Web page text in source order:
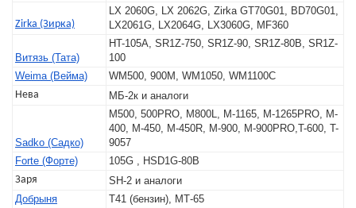
Zirka (Зирка)
LX 2060G, LX 2062G, Zirka GT70G01, BD70G01,
LX2061G, LX2064G, LX3060G, MF360
Витязь (Тата)
HT-105A, SR1Z-750, SR1Z-90, SR1Z-80B, SR1Z-
100
Weima (Вейма)
WM500, 900M, WM1050, WM1100C
Нева
МБ-2к и аналоги
Sadko (Садко)
M500, 500PRO, M800L, M-1165, M-1265PRO, M-
400, M-450, M-450R, M-900, M-900PRO,T-600, T-
9057
Forte (Форте)
105G , HSD1G-80B
Заря
SH-2 и аналоги
Добрыня
Т41 (бензин), МТ-65